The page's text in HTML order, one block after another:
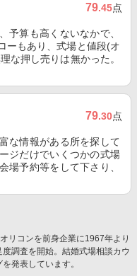
79.45点
予算も高くないなかで、
ーもあり、式場と値段(オ
な押し売りは無かった。
79.30点
な情報がある所を探して
ジだけでいくつかの式場
場予約等をして下さり、
リコンを前身企業に1967年より
調査を開始。結婚式場相談カウ
発表しています。